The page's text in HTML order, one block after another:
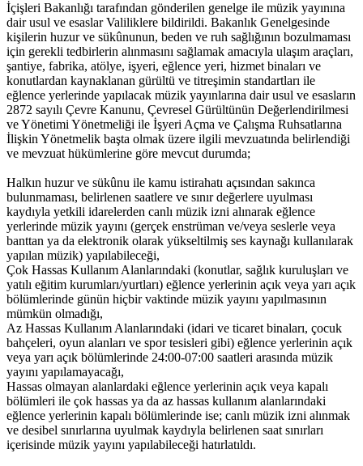
İçişleri Bakanlığı tarafından gönderilen genelge ile müzik yayınına
dair usul ve esaslar Valiliklere bildirildi. Bakanlık Genelgesinde
kişilerin huzur ve sükûnunun, beden ve ruh sağlığının bozulmaması
için gerekli tedbirlerin alınmasını sağlamak amacıyla ulaşım araçları,
şantiye, fabrika, atölye, işyeri, eğlence yeri, hizmet binaları ve
konutlardan kaynaklanan gürültü ve titreşimin standartları ile
eğlence yerlerinde yapılacak müzik yayınlarına dair usul ve esasların
2872 sayılı Çevre Kanunu, Çevresel Gürültünün Değerlendirilmesi
ve Yönetimi Yönetmeliği ile İşyeri Açma ve Çalışma Ruhsatlarına
İlişkin Yönetmelik başta olmak üzere ilgili mevzuatında belirlendiği
ve mevzuat hükümlerine göre mevcut durumda;
Halkın huzur ve sükûnu ile kamu istirahatı açısından sakınca
bulunmaması, belirlenen saatlere ve sınır değerlere uyulması
kaydıyla yetkili idarelerden canlı müzik izni alınarak eğlence
yerlerinde müzik yayını (gerçek enstrüman ve/veya seslerle veya
banttan ya da elektronik olarak yükseltilmiş ses kaynağı kullanılarak
yapılan müzik) yapılabileceği,
Çok Hassas Kullanım Alanlarındaki (konutlar, sağlık kuruluşları ve
yatılı eğitim kurumları/yurtları) eğlence yerlerinin açık veya yarı açık
bölümlerinde günün hiçbir vaktinde müzik yayını yapılmasının
mümkün olmadığı,
Az Hassas Kullanım Alanlarındaki (idari ve ticaret binaları, çocuk
bahçeleri, oyun alanları ve spor tesisleri gibi) eğlence yerlerinin açık
veya yarı açık bölümlerinde 24:00-07:00 saatleri arasında müzik
yayını yapılamayacağı,
Hassas olmayan alanlardaki eğlence yerlerinin açık veya kapalı
bölümleri ile çok hassas ya da az hassas kullanım alanlarındaki
eğlence yerlerinin kapalı bölümlerinde ise; canlı müzik izni alınmak
ve desibel sınırlarına uyulmak kaydıyla belirlenen saat sınırları
içerisinde müzik yayını yapılabileceği hatırlatıldı.